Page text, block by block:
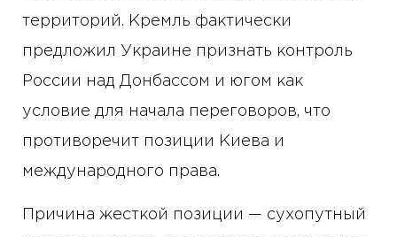
территорий. Кремль фактически
предложил Украине признать контроль
России над Донбассом и югом как
условие для начала переговоров, что
противоречит позиции Киева и
международного права.
Причина жесткой позиции — сухопутный